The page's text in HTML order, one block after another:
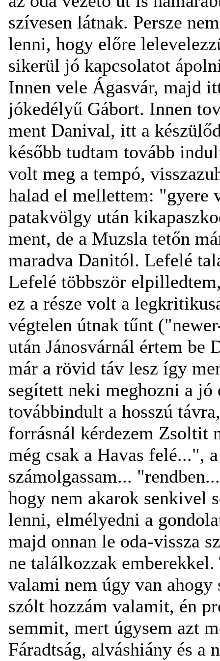
szívesen látnak. Persze
lenni, hogy előre
sikerül jó kapcsolatot
Innen vele Ágasvár, majd
jókedélyű Gábort. Innen
ment Danival, itt a
később tudtam tovább
volt meg a tempó,
halad el mellettem: "gyere
patakvölgy után
ment, de a Muzsla tetőn
maradva Danitól. Lefelé
Lefelé többször
ez a része volt a
végtelen útnak tűnt
után Jánosvárnál értem be
már a rövid táv lesz így
segített neki meghozni a
továbbindult a hosszú
forrásnál kérdezem Zsoltit
még csak a Havas felé...",
számolgassam...
hogy nem akarok senkivel
lenni, elmélyedni a
majd onnan le oda-vissza
ne találkozzak
valami nem úgy van
szólt hozzám valamit, én
semmit, mert úgysem azt
Fáradtság, alváshiány és a